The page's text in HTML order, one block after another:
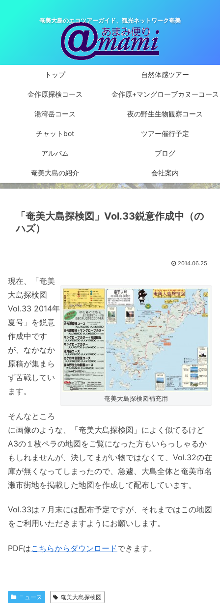
奄美大島のエコツアーガイド、観光ネットワーク奄美
トップ 自然体感ツアー
金作原探検コース 金作原+マングローブカヌーコース
湯湾岳コース 夜の野生生物観察コース
チャットbot ツアー催行予定
アルバム ブログ
奄美大島の紹介 会社案内
「奄美大島探検図」Vol.33鋭意作成中（の
ハズ）
2014.06.25
奄美大島探検図補充用
現在、「奄美
大島探検図
Vol.33 2014年
夏号」を鋭意
作成中です
が、なかなか
原稿が集まら
ず苦戦してい
ます。
そんなところ
に画像のような、「奄美大島探検図」によく似てるけど
A3の１枚ペラの地図をご覧になった方もいらっしゃるか
もしれませんが、決してまがい物ではなくて、Vol.32の在
庫が無くなってしまったので、急遽、大島全体と奄美市名
瀬市街地を掲載した地図を作成して配布しています。
Vol.33は７月末には配布予定ですが、それまではこの地図
をご利用いただきますようにお願いします。
PDFはこちらからダウンロードできます。
ニュース 奄美大島探検図